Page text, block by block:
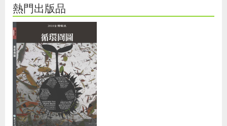
熱門出版品